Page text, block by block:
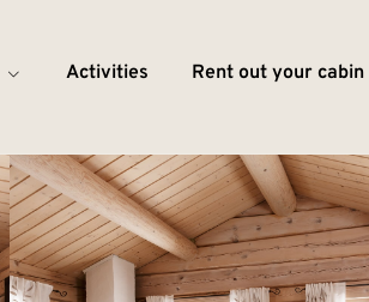
Activities Rent out your cabin